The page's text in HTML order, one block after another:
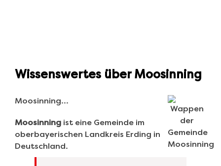
Wissenswertes über Moosinning
Moosinning…
Moosinning ist eine Gemeinde im
oberbayerischen Landkreis Erding in
Deutschland.